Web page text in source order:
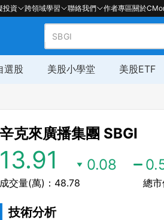
投資 跨領域學習 聯絡我們 作者專區關於
選股 美股小學堂 美股ETF
辛克來廣播集團 SBGI
13.91 0.08
成交量(萬)：48.78 總
技術分析